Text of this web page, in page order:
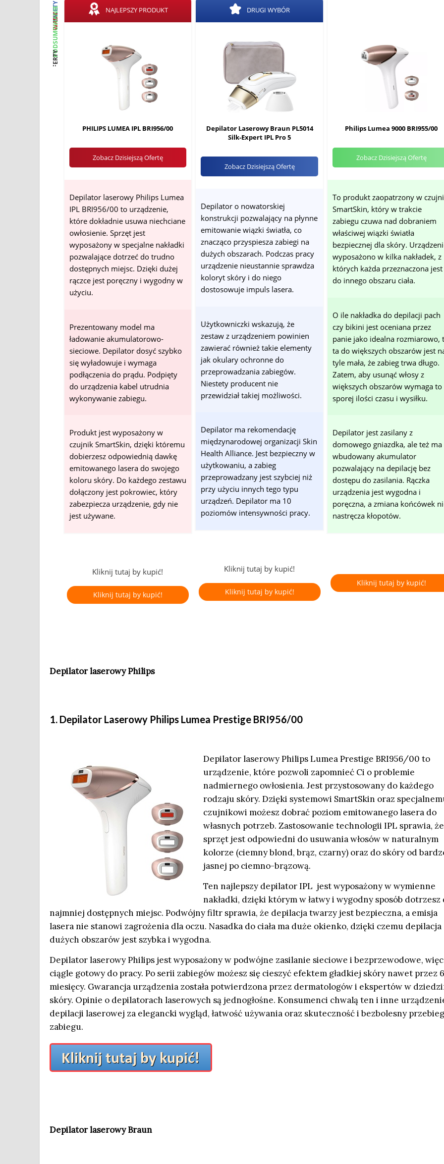
ZALETY
WADY
PODSUMOWANIE
OFERTY
NAJLEPSZY PRODUKT
PHILIPS LUMEA IPL BRI956/00
Zobacz Dzisiejszą Ofertę
Depilator laserowy Philips Lumea
IPL BRI956/00 to urządzenie,
które dokładnie usuwa niechciane
owłosienie. Sprzęt jest
wyposażony w specjalne nakładki
pozwalające dotrzeć do trudno
dostępnych miejsc. Dzięki dużej
rączce jest poręczny i wygodny w
użyciu.
Prezentowany model ma
ładowanie akumulatorowo-
sieciowe. Depilator dosyć szybko
się wyładowuje i wymaga
podłączenia do prądu. Podpięty
do urządzenia kabel utrudnia
wykonywanie zabiegu.
Produkt jest wyposażony w
czujnik SmartSkin, dzięki któremu
dobierzesz odpowiednią dawkę
emitowanego lasera do swojego
koloru skóry. Do każdego zestawu
dołączony jest pokrowiec, który
zabezpiecza urządzenie, gdy nie
jest używane.
Kliknij tutaj by kupić!
Kliknij tutaj by kupić!
DRUGI WYBÓR
Depilator Laserowy Braun PL5014
Silk-Expert IPL Pro 5
Zobacz Dzisiejszą Ofertę
Depilator o nowatorskiej
konstrukcji pozwalający na płynne
emitowanie wiązki światła, co
znacząco przyspiesza zabiegi na
dużych obszarach. Podczas pracy
urządzenie nieustannie sprawdza
koloryt skóry i do niego
dostosowuje impuls lasera.
Użytkowniczki wskazują, że
zestaw z urządzeniem powinien
zawierać również takie elementy
jak okulary ochronne do
przeprowadzania zabiegów.
Niestety producent nie
przewidział takiej możliwości.
Depilator ma rekomendację
międzynarodowej organizacji Skin
Health Alliance. Jest bezpieczny w
użytkowaniu, a zabieg
przeprowadzany jest szybciej niż
przy użyciu innych tego typu
urządzeń. Depilator ma 10
poziomów intensywności pracy.
Kliknij tutaj by kupić!
Kliknij tutaj by kupić!
Philips Lumea 9000 BRI955/00
Zobacz Dzisiejszą Ofertę
To produkt zaopatrzony w
SmartSkin, który w trakcie
zabiegu czuwa nad dobraniem
właściwej wiązki światła
bezpiecznej dla skóry.
wyposażono w kilka nakładek, z
których każda przeznaczona jest
do innego obszaru ciała.
O ile nakładka do depilacji pach
czy bikini jest oceniana przez
panie jako idealna rozmiarowo,
ta do większych obszarów jest
tyle mała, że zabieg trwa długo.
Zatem, aby usunąć włosy z
większych obszarów wymaga to
sporej ilości czasu i wysiłku.
Depilator jest zasilany z
domowego gniazdka, ale też ma
wbudowany akumulator
pozwalający na depilację bez
dostępu do zasilania. Rączka
urządzenia jest wygodna i
poręczna, a zmiana końcówek
nastręcza kłopotów.
Kliknij tutaj by kupić!
Depilator laserowy Philips
1. Depilator Laserowy Philips Lumea Prestige BRI956/00
Depilator laserowy Philips Lumea Prestige BRI956/00 to
urządzenie, które pozwoli zapomnieć Ci o problemie
nadmiernego owłosienia. Jest przystosowany do każdego
rodzaju skóry. Dzięki systemowi SmartSkin oraz
czujnikowi możesz dobrać poziom emitowanego lasera do
własnych potrzeb. Zastosowanie technologii IPL sprawia, że
sprzęt jest odpowiedni do usuwania włosów w naturalnym
kolorze (ciemny blond, brąz, czarny) oraz do skóry od
jasnej po ciemno-brązową.
Ten najlepszy depilator IPL jest wyposażony w wymienne
nakładki, dzięki którym w łatwy i wygodny sposób dotrzesz
najmniej dostępnych miejsc. Podwójny filtr sprawia, że depilacja twarzy jest bezpieczna, a emisja
lasera nie stanowi zagrożenia dla oczu. Nasadka do ciała ma duże okienko, dzięki czemu depilacja
dużych obszarów jest szybka i wygodna.
Depilator laserowy Philips jest wyposażony w podwójne zasilanie sieciowe i bezprzewodowe,
ciągle gotowy do pracy. Po serii zabiegów możesz się cieszyć efektem gładkiej skóry nawet przez 6
miesięcy. Gwarancja urządzenia została potwierdzona przez dermatologów i ekspertów w
skóry. Opinie o depilatorach laserowych są jednogłośne. Konsumenci chwalą ten i inne
depilacji laserowej za elegancki wygląd, łatwość używania oraz skuteczność i bezbolesny przebieg
zabiegu.
Depilator laserowy Braun